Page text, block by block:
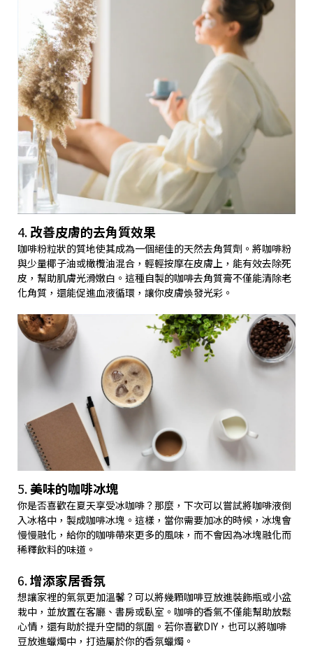
4.改善皮膚的去角質效果
咖啡粉粒狀的質地使其成為一個絕佳的天然去角質劑。將咖啡粉
與少量椰子油或橄欖油混合，輕輕按摩在皮膚上，能有效去除死
皮，幫助肌膚光滑嫩白。這種自製的咖啡去角質膏不僅能清除老
化角質，還能促進血液循環，讓你皮膚焕發光彩。
5.美味的咖啡冰塊
你是否喜歡在夏天享受冰咖啡？那麼，下次可以嘗試將咖啡液倒
入冰格中，製成咖啡冰塊。這樣，當你需要加冰的時候，冰塊會
慢慢融化，給你的咖啡帶來更多的風味，而不會因為冰塊融化而
稀釋飲料的味道。
6.增添家居香氛
想讓家裡的氣氛更加溫馨？可以將幾顆咖啡豆放進裝飾瓶或小盆
栽中，並放置在客廳、書房或臥室。咖啡的香氣不僅能幫助放鬆
心情，還有助於提升空間的氛圍。若你喜歡DIY，也可以將咖啡
豆放進蠟燭中，打造屬於你的香氛蠟燭。